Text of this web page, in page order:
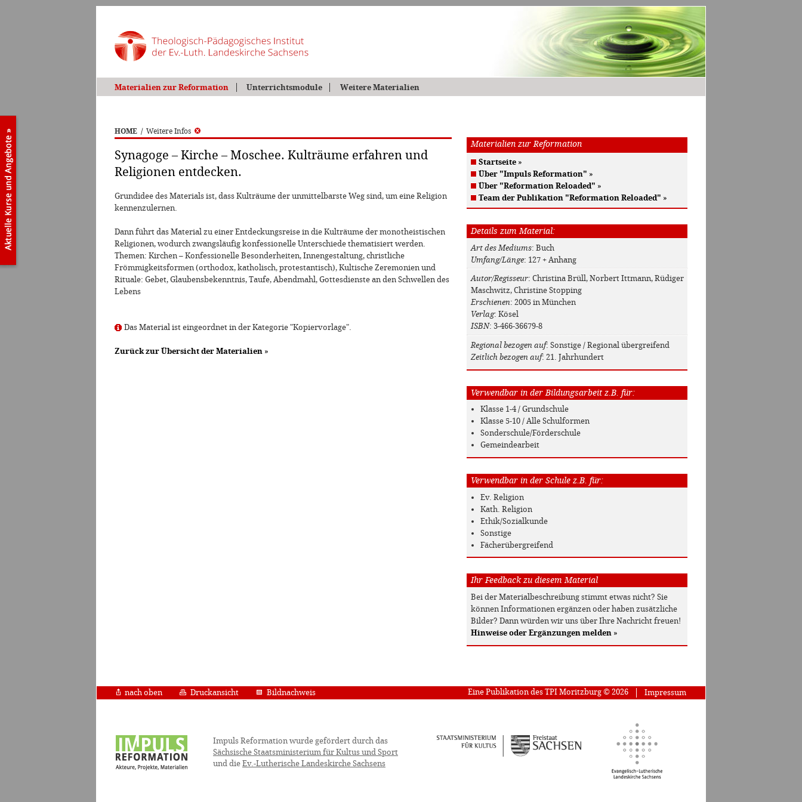
Materialien zur Reformation Unterrichtsmodule Weitere Materialien
HOME / Weitere Infos
Synagoge – Kirche – Moschee. Kulträume erfahren und
Religionen entdecken.
Grundidee des Materials ist, dass Kulträume der unmittelbarste Weg sind, um eine Religion
kennenzulernen.
Dann führt das Material zu einer Entdeckungsreise in die Kulträume der monotheistischen
Religionen, wodurch zwangsläufig konfessionelle Unterschiede thematisiert werden.
Themen: Kirchen – Konfessionelle Besonderheiten, Innengestaltung, christliche
Frömmigkeitsformen (orthodox, katholisch, protestantisch), Kultische Zeremonien und
Rituale: Gebet, Glaubensbekenntnis, Taufe, Abendmahl, Gottesdienste an den Schwellen des
Lebens
Das Material ist eingeordnet in der Kategorie "Kopiervorlage".
Zurück zur Übersicht der Materialien »
Materialien zur Reformation
Startseite »
Über "Impuls Reformation" »
Über "Reformation Reloaded" »
Team der Publikation "Reformation Reloaded" »
Details zum Material:
Art des Mediums: Buch
Umfang/Länge: 127 + Anhang
Autor/Regisseur: Christina Brüll, Norbert Ittmann, Rüdiger
Maschwitz, Christine Stopping
Erschienen: 2005 in München
Verlag: Kösel
ISBN: 3-466-36679-8
Regional bezogen auf: Sonstige / Regional übergreifend
Zeitlich bezogen auf: 21. Jahrhundert
Verwendbar in der Bildungsarbeit z.B. für:
Klasse 1-4 / Grundschule
Klasse 5-10 / Alle Schulformen
Sonderschule/Förderschule
Gemeindearbeit
Verwendbar in der Schule z.B. für:
Ev. Religion
Kath. Religion
Ethik/Sozialkunde
Sonstige
Fächerübergreifend
Ihr Feedback zu diesem Material
Bei der Materialbeschreibung stimmt etwas nicht? Sie
können Informationen ergänzen oder haben zusätzliche
Bilder? Dann würden wir uns über Ihre Nachricht freuen!
Hinweise oder Ergänzungen melden »
Impressum
Eine Publikation des TPI Moritzburg © 2026
nach oben Druckansicht Bildnachweis
Impuls Reformation wurde gefördert durch das
Sächsische Staatsministerium für Kultus und Sport
und die Ev.-Lutherische Landeskirche Sachsens